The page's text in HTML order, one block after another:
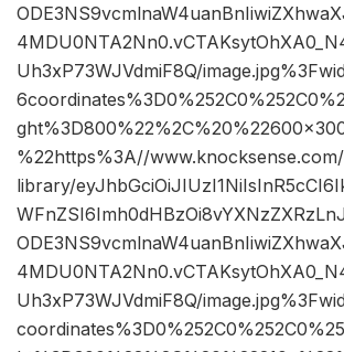
Uh3xP73WJVdmiF8Q/
%22https%3A//
library/
Uh3xP73WJVdmiF8Q/